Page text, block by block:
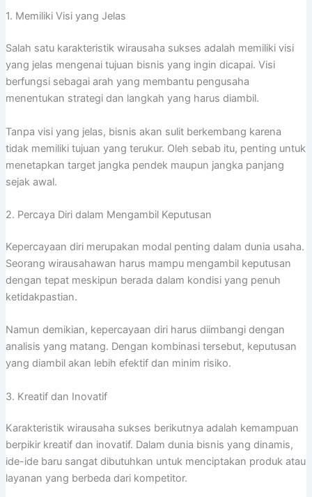
1. Memiliki Visi yang Jelas
Salah satu karakteristik wirausaha sukses adalah memiliki visi
yang jelas mengenai tujuan bisnis yang ingin dicapai. Visi
berfungsi sebagai arah yang membantu pengusaha
menentukan strategi dan langkah yang harus diambil.
Tanpa visi yang jelas, bisnis akan sulit berkembang karena
tidak memiliki tujuan yang terukur. Oleh sebab itu, penting untuk
menetapkan target jangka pendek maupun jangka panjang
sejak awal.
2. Percaya Diri dalam Mengambil Keputusan
Kepercayaan diri merupakan modal penting dalam dunia usaha.
Seorang wirausahawan harus mampu mengambil keputusan
dengan tepat meskipun berada dalam kondisi yang penuh
ketidakpastian.
Namun demikian, kepercayaan diri harus diimbangi dengan
analisis yang matang. Dengan kombinasi tersebut, keputusan
yang diambil akan lebih efektif dan minim risiko.
3. Kreatif dan Inovatif
Karakteristik wirausaha sukses berikutnya adalah kemampuan
berpikir kreatif dan inovatif. Dalam dunia bisnis yang dinamis,
ide-ide baru sangat dibutuhkan untuk menciptakan produk atau
layanan yang berbeda dari kompetitor.